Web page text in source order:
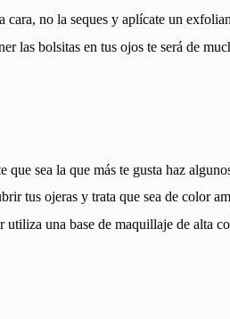
cara, no la seques y aplícate un
las bolsitas en tus ojos te será de
que sea la que más te gusta haz
tus ojeras y trata que sea de color
utiliza una base de maquillaje de alta